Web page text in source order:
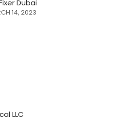
Dubai
14, 2023
LLC